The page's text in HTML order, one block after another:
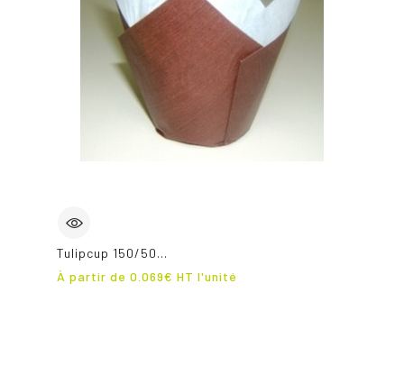
Tulipcup 150/50...
À partir de 0.069€ HT l'unité